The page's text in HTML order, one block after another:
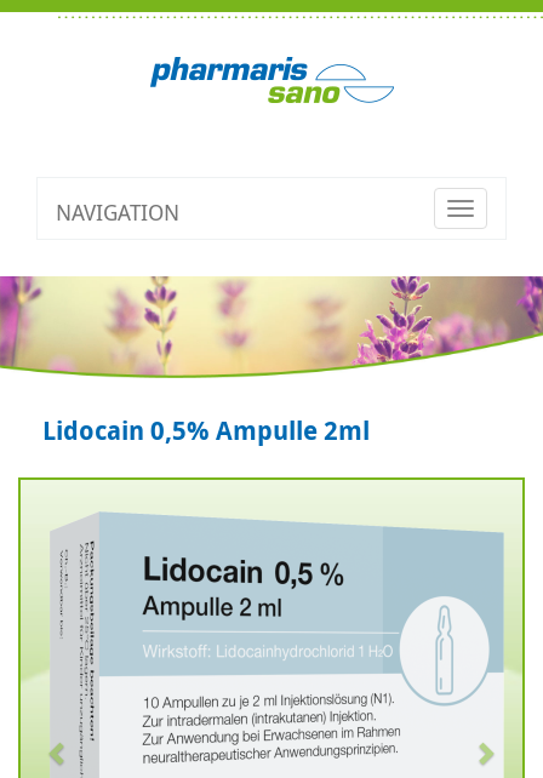
NAVIGATION
Toggle
Lidocain 0,5% Ampulle 2ml